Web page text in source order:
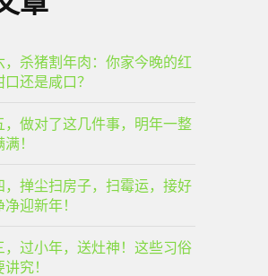
，杀猪割年肉：你家今晚的红
还是咸口？
，做对了这几件事，明年一整
！
，掸尘扫房子，扫霉运，接好
迎新年！
，过小年，送灶神！这些习俗
究！